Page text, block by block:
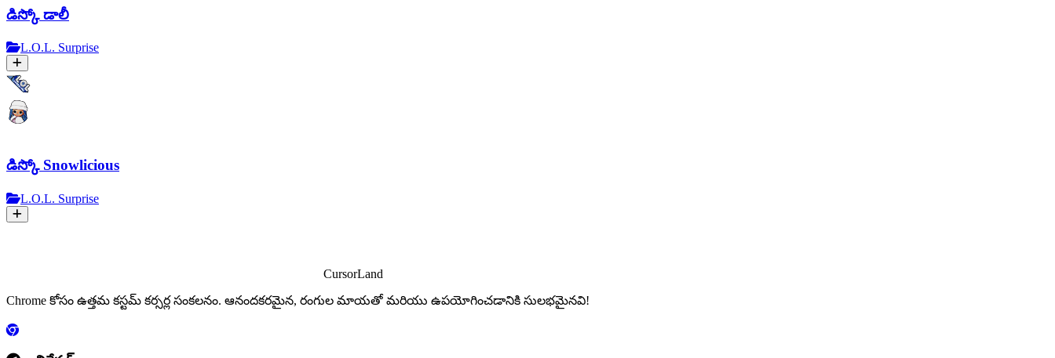
డిస్కో డాలీ
L.O.L. Surprise
డిస్కో Snowlicious
L.O.L. Surprise
CursorLand
Chrome కోసం ఉత్తమ కస్టమ్ కర్సర్ల సంకలనం. ఆనందకరమైన, రంగుల మాయతో మరియు ఉపయోగించడానికి సులభమైనవి!